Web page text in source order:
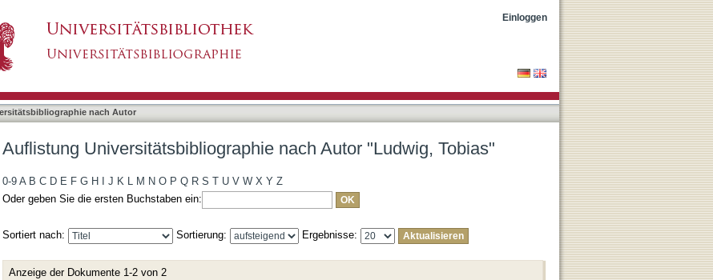
Einloggen
nach Autor
Auflistung Universitätsbibliographie nach Autor "Ludwig, Tobias"
0-9 A B C D E F G H J K L M N O P Q R S T U V W X Y Z
Oder geben Sie die ersten Buchstaben ein:
Sortiert nach: Sortierung: Ergebnisse:
Anzeige der Dokumente 1-2 von 2